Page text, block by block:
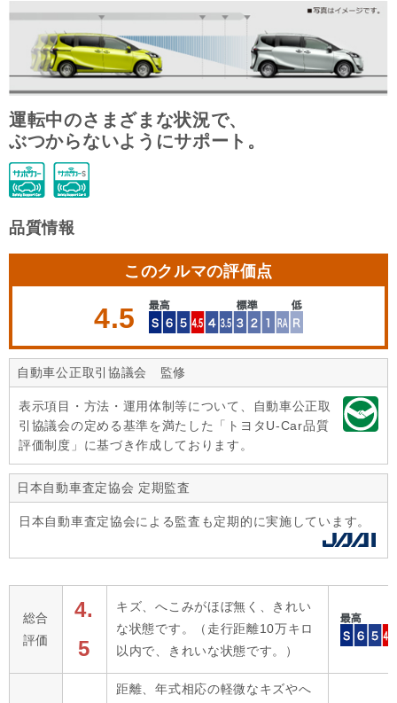
運転中のさまざまな状況で、
ぶつからないようにサポート。
品質情報
このクルマの評価点
4.5
自動車公正取引協議会 監修
表示項目・方法・運用体制等について、自動車公正取
引協議会の定める基準を満たした「トヨタU-Car品質
評価制度」に基づき作成しております。
日本自動車査定協会 定期監査
日本自動車査定協会による監査も定期的に実施しています。
総合
評価
4.
5
キズ、へこみがほぼ無く、きれい
な状態です。（走行距離10万キロ
以内で、きれいな状態です。）
距離、年式相応の軽微なキズやへ